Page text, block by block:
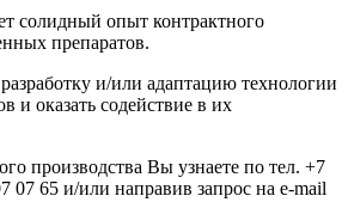
солидный опыт контрактного
препаратов.
и/или адаптацию технологии
и оказать содействие в их
производства Вы узнаете по тел. +7
07 65 и/или направив запрос на e-mail